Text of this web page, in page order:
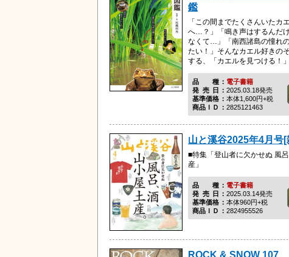
鑑
「この間までたくさんいたカ
へ…？」「鳴き声はするんだ
なくて…」「南西諸島の憧れ
たい！」そんなカエル好きの
する、「カエルを見つける！」
品種電子書籍
発売日 2025.03.18発売
基準価格
本体1,600円+税
商品ＩＤ
2825121463
山と溪谷2025年4月号[
■特集「登山者に欠かせぬ 風
産」
品種電子書籍
発売日 2025.03.14発売
基準価格
本体960円+税
商品ＩＤ
2824955526
ROCK & SNOW 107